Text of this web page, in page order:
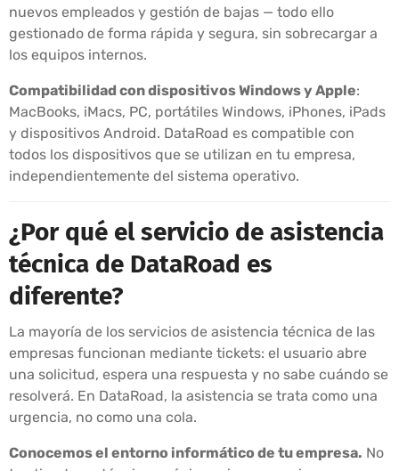
nuevos empleados y gestión de bajas — todo ello
gestionado de forma rápida y segura, sin sobrecargar a
los equipos internos.
Compatibilidad con dispositivos Windows y Apple:
MacBooks, iMacs, PC, portátiles Windows, iPhones, iPads
y dispositivos Android. DataRoad es compatible con
todos los dispositivos que se utilizan en tu empresa,
independientemente del sistema operativo.
¿Por qué el servicio de asistencia
técnica de DataRoad es
diferente?
La mayoría de los servicios de asistencia técnica de las
empresas funcionan mediante tickets: el usuario abre
una solicitud, espera una respuesta y no sabe cuándo se
resolverá. En DataRoad, la asistencia se trata como una
urgencia, no como una cola.
Conocemos el entorno informático de tu empresa. No